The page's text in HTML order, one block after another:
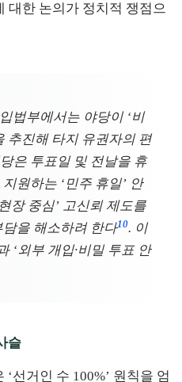
대한 논의가 정치적 쟁점으
법부에서는 야당이 ‘비
추진해 타지 유권자의 편
은 투표일 및 전날을 휴
원하는 ‘민주 휴일’ 안
장 중심’ 고신뢰 제도를
을 해소하려 한다10. 이
‘외부 개입·비밀 투표 안
슬
선거인 수 100%’ 원칙을 엄